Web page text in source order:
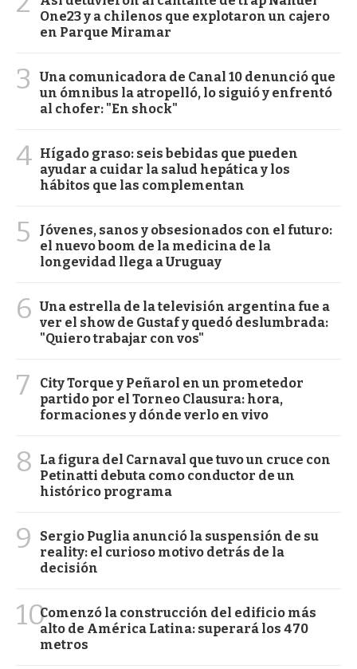
One23 y a chilenos que explotaron un cajero
en Parque Miramar
3
Una comunicadora de Canal 10 denunció que
un ómnibus la atropelló, lo siguió y enfrentó
al chofer: "En shock"
4 Hígado graso: seis bebidas que pueden
ayudar a cuidar la salud hepática y los
hábitos que las complementan
5
Jóvenes, sanos y obsesionados con el futuro:
el nuevo boom de la medicina de la
longevidad llega a Uruguay
6 Una estrella de la televisión argentina fue a
ver el show de Gustaf y quedó deslumbrada:
"Quiero trabajar con vos"
7
City Torque y Peñarol en un prometedor
partido por el Torneo Clausura: hora,
formaciones y dónde verlo en vivo
8
La figura del Carnaval que tuvo un cruce con
Petinatti debuta como conductor de un
histórico programa
9
Sergio Puglia anunció la suspensión de su
reality: el curioso motivo detrás de la
decisión
10Comenzó la construcción del edificio más
alto de América Latina: superará los 470
metros